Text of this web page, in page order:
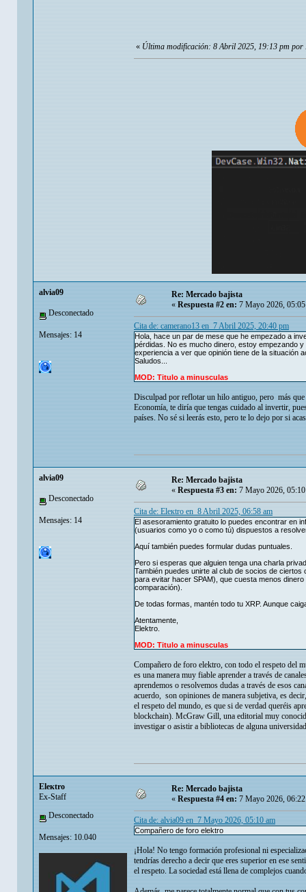
« Última modificación: 8 Abril 2025, 19:13 pm por
alvia09
Desconectado
Mensajes: 14
Re: Mercado bajista
«Respuesta #2 en:7 Mayo 2026, 05:05
Cita de: camerano13 en 7 Abril 2025, 20:40 pm
Hola, hace un par de mese que he empezado a
pérdidas. No es mucho dinero, estoy empezando
experiencia a ver que opinión tiene de la situación
Saludos...
MOD: Titulo a minusculas
Disculpad por reflotar un hilo antiguo, pero más que
Economía, te diría que tengas cuidado al invertir,
países. No sé si leerás esto, pero te lo dejo por si
alvia09
Desconectado
Mensajes: 14
Re: Mercado bajista
« Respuesta #3 en: 7 Mayo 2026,
Cita de: Eleкtro en 8 Abril 2025, 06:58 am
El asesoramiento gratuito lo puedes encontrar en
(usuarios como yo o como tú) dispuestos a
Aquí también puedes formular dudas puntuales.
Pero si esperas que alguien tenga una charla
También puedes unirte al club de socios de
para evitar hacer SPAM), que cuesta menos
comparación).
De todas formas, mantén todo tu XRP. Aunque
Atentamente,
Elektro.
MOD: Titulo a minusculas
Compañero de foro elektro, con todo el respeto del
es una manera muy fiable aprender a través de
aprendemos o resolvemos dudas a través de esos
acuerdo, son opiniones de manera subjetiva, es
el respeto del mundo, es que si de verdad queréis
blockchain). McGraw Gill, una editorial muy
investigar o asistir a bibliotecas de alguna
Eleкtro
Ex-Staff
Desconectado
Mensajes: 10.040
Re: Mercado bajista
«Respuesta #4 en:7 Mayo 2026, 06:22
Cita de: alvia09 en 7 Mayo 2026, 05:10 am
Compañero de foro elektro
¡Hola! No tengo formación profesional ni
tendrías derecho a decir que eres superior en ese
el respeto. La sociedad está llena de complejos